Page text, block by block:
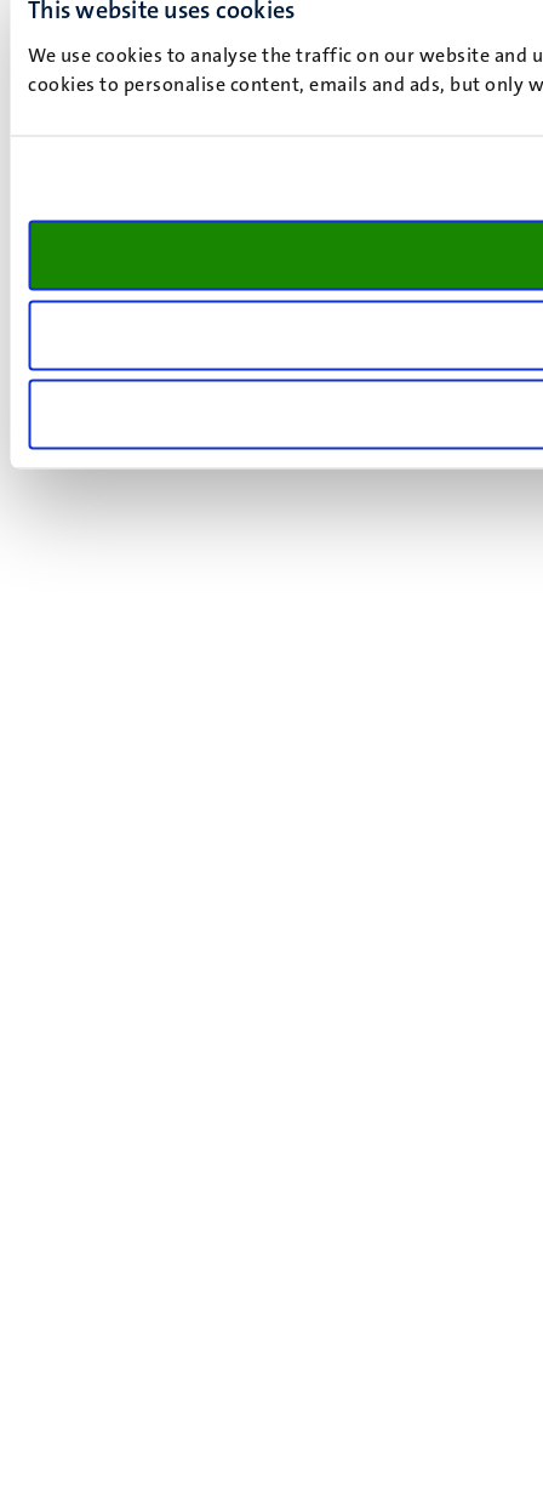
This website uses cookies
We use cookies to analyse the traffic on our website and
cookies to personalise content, emails and ads, but only